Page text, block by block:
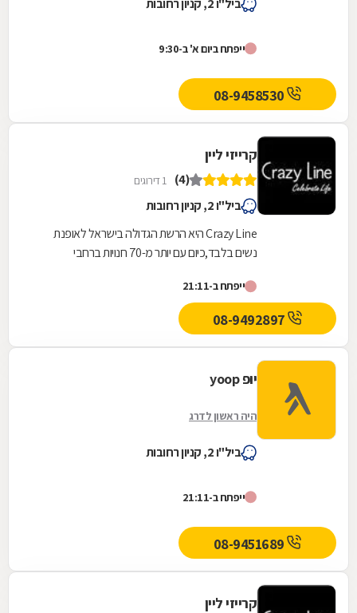
ביל"ו 2, קניון רחובות
ייפתח ביום א' ב-9:30
08-9458530
קרייזי ליין
(4) 1 דירוגים
ביל"ו 2, קניון רחובות
Crazy Line היא הרשת הגדולה בישראל לאופנת
נשים בלבד,כיום עם יותר מ-70 חנויות ברחבי
הנאמן שלה בגדים...
ייפתח ב-21:11
08-9492897
יופ yoop
היה ראשון לדרג
ביל"ו 2, קניון רחובות
ייפתח ב-21:11
08-9451689
קרייזי ליין